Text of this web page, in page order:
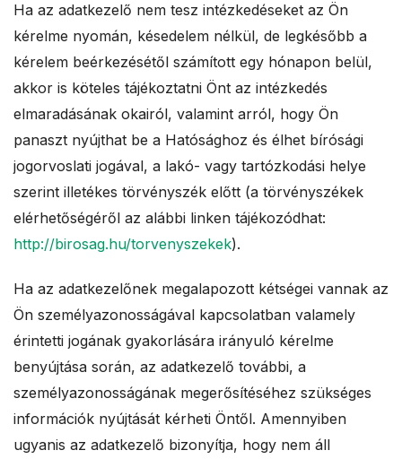
Ha az adatkezelő nem tesz intézkedéseket az Ön
kérelme nyomán, késedelem nélkül, de legkésőbb a
kérelem beérkezésétől számított egy hónapon belül,
akkor is köteles tájékoztatni Önt az intézkedés
elmaradásának okairól, valamint arról, hogy Ön
panaszt nyújthat be a Hatósághoz és élhet bírósági
jogorvoslati jogával, a lakó- vagy tartózkodási helye
szerint illetékes törvényszék előtt (a törvényszékek
elérhetőségéről az alábbi linken tájékozódhat:
http://birosag.hu/torvenyszekek).
Ha az adatkezelőnek megalapozott kétségei vannak az
Ön személyazonosságával kapcsolatban valamely
érintetti jogának gyakorlására irányuló kérelme
benyújtása során, az adatkezelő további, a
személyazonosságának megerősítéséhez szükséges
információk nyújtását kérheti Öntől. Amennyiben
ugyanis az adatkezelő bizonyítja, hogy nem áll